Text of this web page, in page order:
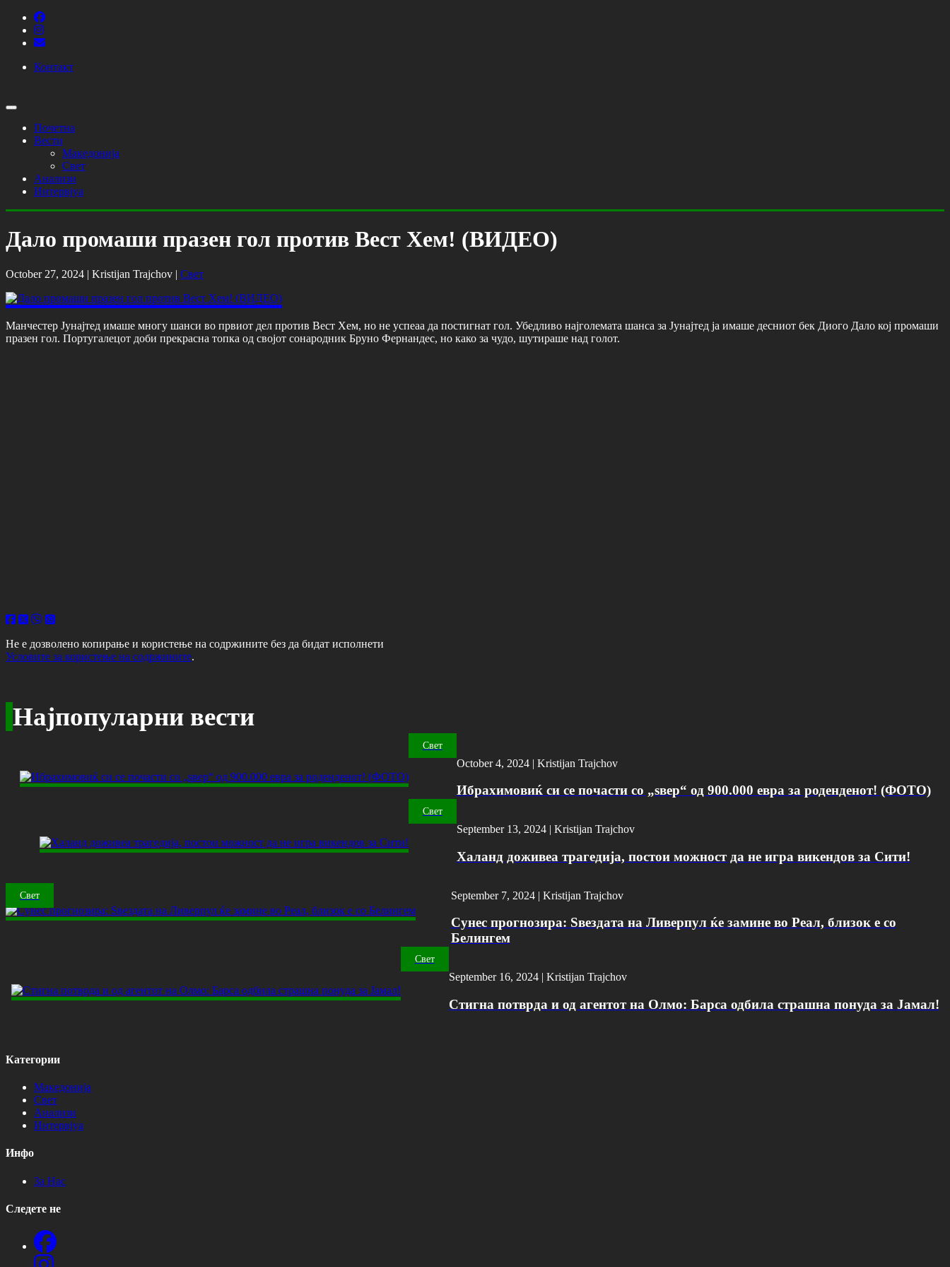
Контакт
Почетна
Вести
Македонија
Свет
Анализи
Интервјуа
Дало промаши празен гол против Вест Хем! (ВИДЕО)
October 27, 2024 | Kristijan Trajchov | Свет
Манчестер Јунајтед имаше многу шанси во првиот дел против Вест Хем, но не успеаа да постигнат гол. Убедливо најголемата шанса за Јунајтед ја имаше десниот бек Диого Дало кој промаши
празен гол. Португалецот доби прекрасна топка од својот сонародник Бруно Фернандес, но како за чудо, шутираше над голот.
Не е дозволено копирање и користење на содржините без да бидат исполнети
Условите за користење на содржините.
Најпопуларни вести
Свет
October 4, 2024 | Kristijan Trajchov
Ибрахимовиќ си се почасти со „ѕвер“ од 900.000 евра за роденденот! (ФОТО)
Свет
September 13, 2024 | Kristijan Trajchov
Халанд доживеа трагедија, постои можност да не игра викендов за Сити!
Свет September 7, 2024 | Kristijan Trajchov
Сунес прогнозира: Ѕвездата на Ливерпул ќе замине во Реал, близок е со
Белингем
Свет
September 16, 2024 | Kristijan Trajchov
Стигна потврда и од агентот на Олмо: Барса одбила страшна понуда за Јамал!
Категории
Македонија
Свет
Анализи
Интервјуа
Инфо
За Нас
Следете не